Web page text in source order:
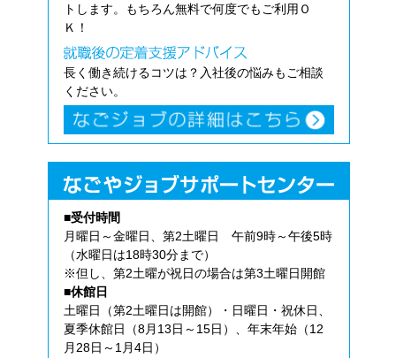
トします。もちろん無料で何度でもご利用Ｏ
Ｋ！
長く働き続けるコツは？入社後の悩みもご相談
ください。
■受付時間
月曜日～金曜日、第2土曜日 午前9時～午後5時
（水曜日は18時30分まで）
※但し、第2土曜が祝日の場合は第3土曜日開館
■休館日
土曜日（第2土曜日は開館）・日曜日・祝休日、
夏季休館日（8月13日～15日）、年末年始（12
月28日～1月4日）